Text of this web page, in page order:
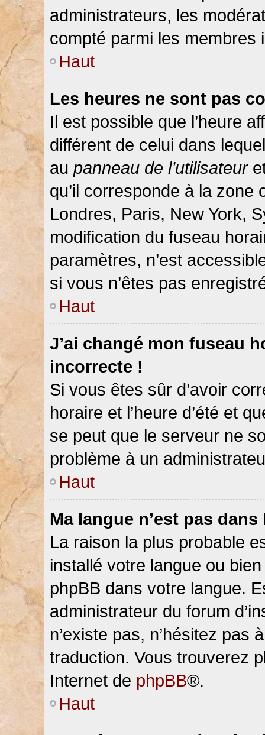
administrateurs, les
compté parmi les membres
Haut
Les heures ne sont pas
Il est possible que l’heure
différent de celui dans
au panneau de l’utilisateur
qu’il corresponde à la
Londres, Paris, New York,
modification du fuseau
paramètres, n’est
si vous n’êtes pas
Haut
J’ai changé mon fuseau
incorrecte !
Si vous êtes sûr d’avoir
horaire et l’heure d’été et
se peut que le serveur ne
problème à un
Haut
Ma langue n’est pas
La raison la plus probable
installé votre langue ou
phpBB dans votre langue.
administrateur du forum
n’existe pas, n’hésitez pas
traduction. Vous trouverez
Internet de phpBB®.
Haut